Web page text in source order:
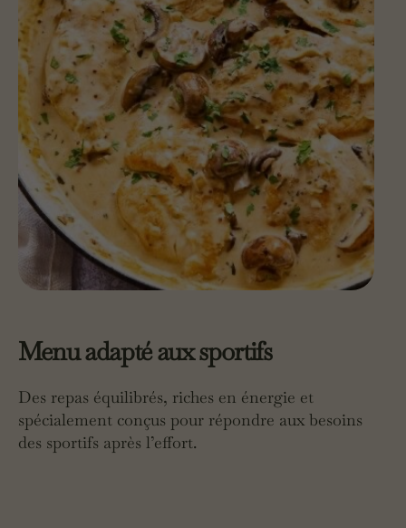
Menu adapté aux sportifs
Des repas équilibrés, riches en énergie et
spécialement conçus pour répondre aux besoins
des sportifs après l’effort.